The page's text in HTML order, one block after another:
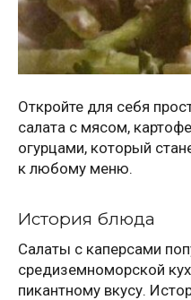
Откройте для себя
салата с мясом,
огурцами, который
к любому меню.
История блюда
Салаты с каперсами
средиземноморской
пикантному вкусу.